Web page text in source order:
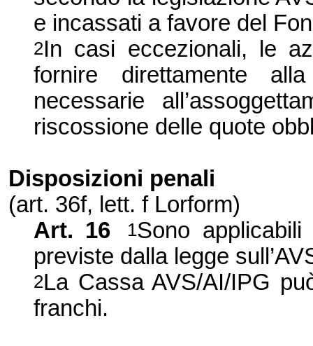
e incassati a favore del
2In casi eccezionali, le
fornire direttamente
necessarie
riscossione delle quote
Disposizioni penali
(art. 36f, lett. f Lorform)
Art. 16
1Sono
previste dalla legge
2La Cassa AVS/AI/IPG
franchi.